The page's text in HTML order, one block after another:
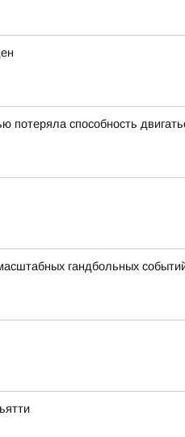
способность
гандбольных